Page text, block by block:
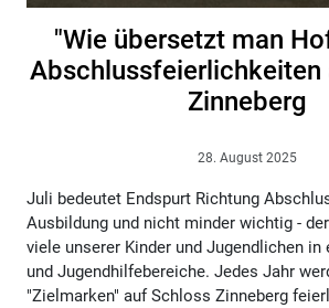
"Wie übersetzt man
Abschlussfeierlichkeiten
Zinneberg
28. August 2025
Juli bedeutet Endspurt Richtung
Ausbildung und nicht minder wichtig -
viele unserer Kinder und Jugendlichen in
und Jugendhilfebereiche. Jedes Jahr
"Zielmarken" auf Schloss Zinneberg